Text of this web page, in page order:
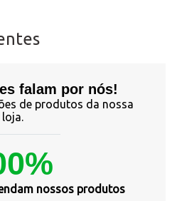
falam por nós!
de produtos da nossa
loja.
nossos produtos